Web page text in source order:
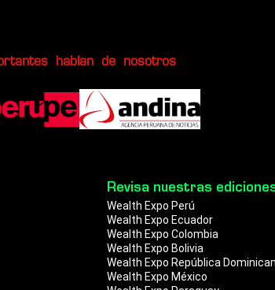
hablan de nosotros
Revisa nuestras
Wealth Expo Perú
Wealth Expo Ecuador
Wealth Expo Colombia
Wealth Expo Bolivia
Wealth Expo República
Wealth Expo México